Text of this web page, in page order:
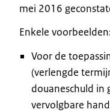
mei 2016
Enkele
Voor de
(verlengde
douaneschuld in
vervolgbare